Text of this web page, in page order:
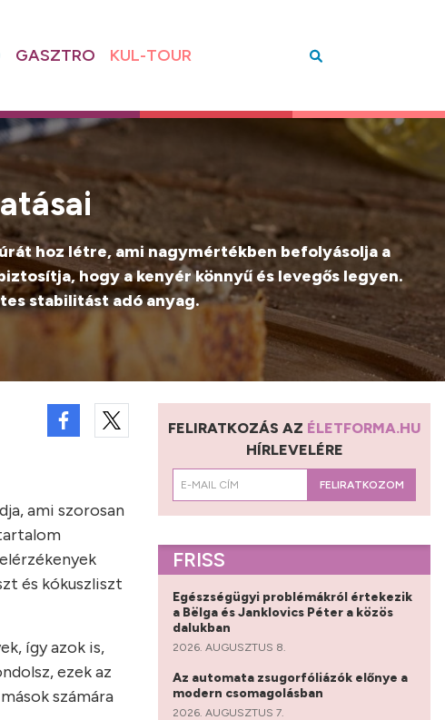
GASZTRO KUL-TOUR
hoz létre, ami nagymértékben befolyásolja a
hogy a kenyér könnyű és levegős legyen.
stabilitást adó anyag.
ami szorosan
és kókuszliszt
így azok is,
ezek az
számára
FELIRATKOZÁS AZ ÉLETFORMA.HU
HÍRLEVELÉRE
FELIRATKOZOM
FRISS
Egészségügyi problémákról értekezik
a Bëlga és Janklovics Péter a közös
dalukban
2026. AUGUSZTUS 8.
Az automata zsugorfóliázók előnye a
modern csomagolásban
2026. AUGUSZTUS 7.